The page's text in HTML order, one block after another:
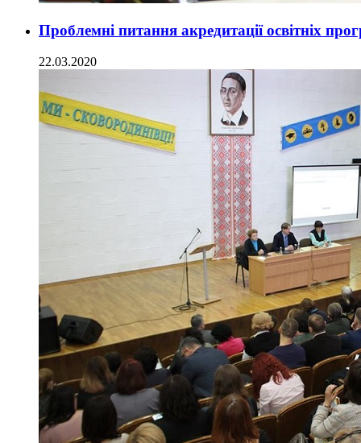
Проблемні питання акредитації освітніх
22.03.2020